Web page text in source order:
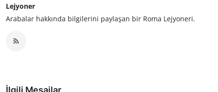
Lejyoner
Arabalar hakkında bilgilerini paylaşan bir Roma Lejyoneri.
İlgili Mesajlar